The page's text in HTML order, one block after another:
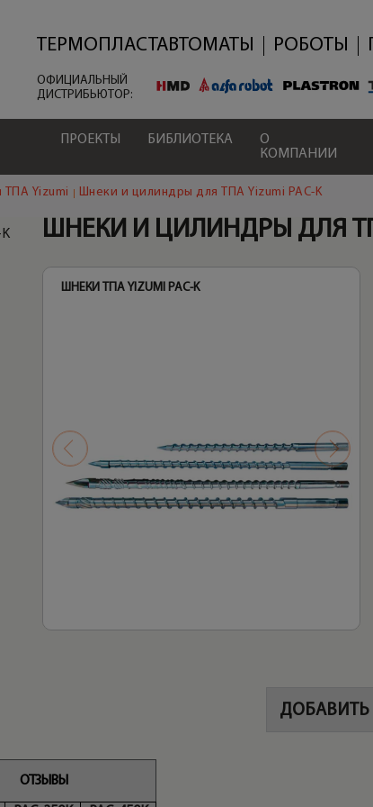
содержанию
ТЕРМОПЛАСТАВТОМАТЫ РОБОТЫ
ОФИЦИАЛЬНЫЙ
ДИСТРИБЬЮТОР:
ПРОЕКТЫ БИБЛИОТЕКА
О
КОМПАНИИ
Yizumi Шнеки и цилиндры для ТПА Yizumi PAC-K
ШНЕКИ И ЦИЛИНДРЫ ДЛЯ
ШНЕКИ ТПА YIZUMI PAC-K
ОТЗЫВЫ